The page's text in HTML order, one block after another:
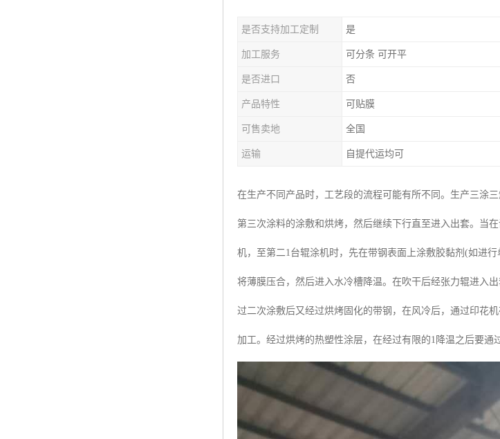
是否支持加工定制 是
加工服务 可分条 可开平
是否进口 否
产品特性 可贴膜
可售卖地 全国
运输 自提代运均可
在生产不同产品时，工艺段的流程可能有所不同。生产三涂
第三次涂料的涂敷和烘烤，然后继续下行直至进入出套。当
机，至第二1台辊涂机时，先在带钢表面上涂敷胶黏剂(如进
将薄膜压合，然后进入水冷槽降温。在吹干后经张力辊进入
过二次涂敷后又经过烘烤固化的带钢，在风冷后，通过印花
加工。经过烘烤的热塑性涂层，在经过有限的1降温之后要通